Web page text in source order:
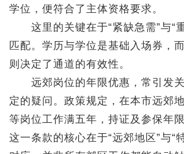
学位，便符合了主体资格要求。
这里的关键在于“紧缺急需”与“
匹配。学历与学位是基础入场券，
则决定了通道的有效性。
远郊岗位的年限优惠，常引发关
定的疑问。政策规定，在本市远郊
等岗位工作满五年，持证及参保年
这一条款的核心在于“远郊地区”与“